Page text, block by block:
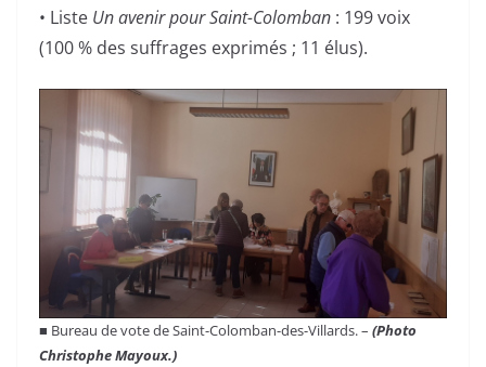
• Liste Un avenir pour Saint-Colomban : 199 voix
(100 % des suffrages exprimés ; 11 élus).
■ Bureau de vote de Saint-Colomban-des-Villards. – (Photo
Christophe Mayoux.)